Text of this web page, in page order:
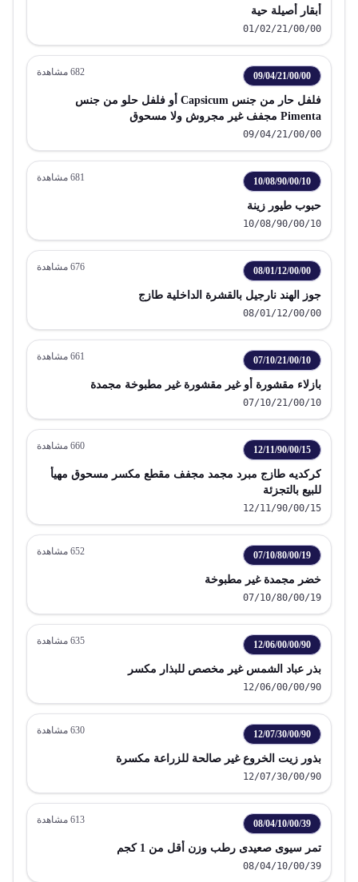
أبقار أصيلة حية
01/02/21/00/00
09/04/21/00/00
682 مشاهدة
فلفل حار من جنس Capsicum أو فلفل حلو من جنس
Pimenta مجفف غير مجروش ولا مسحوق
09/04/21/00/00
10/08/90/00/10
681 مشاهدة
حبوب طيور زينة
10/08/90/00/10
08/01/12/00/00
676 مشاهدة
جوز الهند نارجيل بالقشرة الداخلية طازج
08/01/12/00/00
07/10/21/00/10
661 مشاهدة
بازلاء مقشورة أو غير مقشورة غير مطبوخة مجمدة
07/10/21/00/10
12/11/90/00/15
660 مشاهدة
كركديه طازج مبرد مجمد مجفف مقطع مكسر مسحوق مهيأ
للبيع بالتجزئة
12/11/90/00/15
07/10/80/00/19
652 مشاهدة
خضر مجمدة غير مطبوخة
07/10/80/00/19
12/06/00/00/90
635 مشاهدة
بذر عباد الشمس غير مخصص للبذار مكسر
12/06/00/00/90
12/07/30/00/90
630 مشاهدة
بذور زيت الخروع غير صالحة للزراعة مكسرة
12/07/30/00/90
08/04/10/00/39
613 مشاهدة
تمر سيوى صعيدى رطب وزن أقل من 1 كجم
08/04/10/00/39